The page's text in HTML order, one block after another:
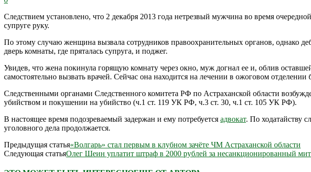
Следствием установлено, что 2 декабря 2013 года нетрезвый мужчина во время
супруге руку.
По этому случаю женщина вызвала сотрудников правоохранительных органов, однако
дверь комнаты, где пряталась супруга, и поджег.
Увидев, что жена покинула горящую комнату через окно, муж догнал ее и, облив
самостоятельно вызвать врачей. Сейчас она находится на лечении в ожоговом отделении
Следственными органами Следственного комитета РФ по Астраханской области
убийством и покушении на убийство (ч.1 ст. 119 УК РФ, ч.3 ст. 30, ч.1 ст. 105 УК РФ).
В настоящее время подозреваемый задержан и ему потребуется адвокат. По ходатайству
уголовного дела продолжается.
Предыдущая статья«Волгарь» стал первым в клубном зачёте ЧМ Астраханской области
Следующая статьяОлег Шеин уплатит штраф в 2000 рублей за несанкционированный